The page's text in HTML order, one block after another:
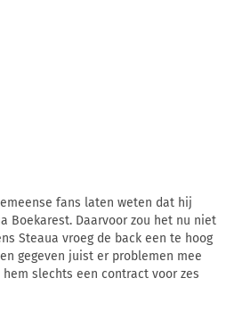
fans laten weten dat hij
Boekarest. Daarvoor zou het nu niet
Steaua vroeg de back een te hoog
gegeven juist er problemen mee
slechts een contract voor zes